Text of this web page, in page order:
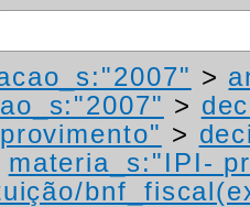
>
>
>
materia_s:"IPI-